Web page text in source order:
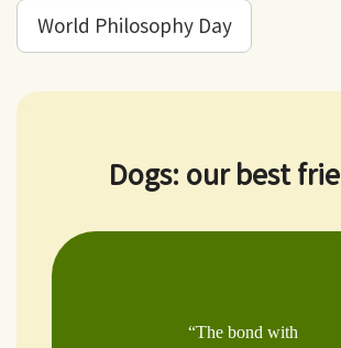
World Philosophy Day
Dogs: our best
“The bond with